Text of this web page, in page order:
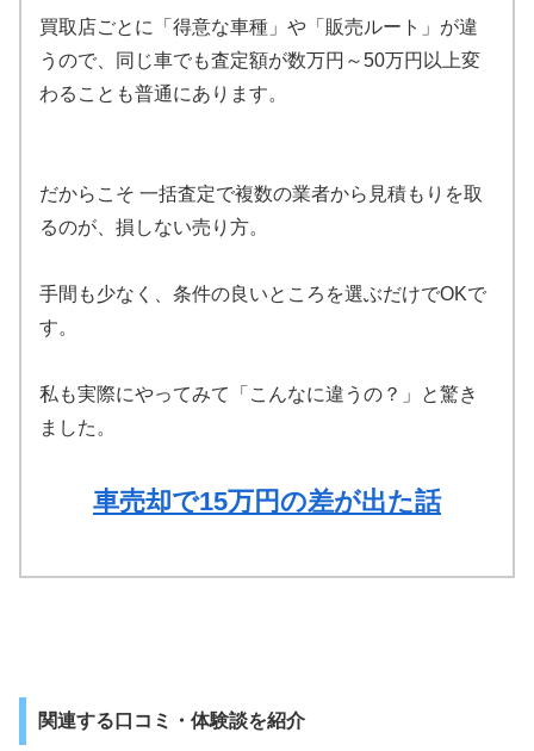
買取店ごとに「得意な車種」や「販売ルート」が違
うので、同じ車でも査定額が数万円～50万円以上変
わることも普通にあります。
だからこそ 一括査定で複数の業者から見積もりを取
るのが、損しない売り方。
手間も少なく、条件の良いところを選ぶだけでOKで
す。
私も実際にやってみて「こんなに違うの？」と驚き
ました。
車売却で15万円の差が出た話
関連する口コミ・体験談を紹介